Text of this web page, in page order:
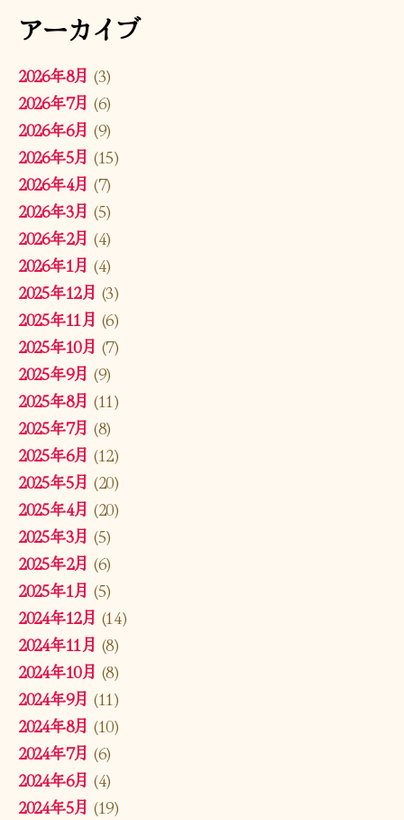
アーカイブ
2026年8月 (3)
2026年7月 (6)
2026年6月 (9)
2026年5月 (15)
2026年4月 (7)
2026年3月 (5)
2026年2月 (4)
2026年1月 (4)
2025年12月 (3)
2025年11月 (6)
2025年10月 (7)
2025年9月 (9)
2025年8月 (11)
2025年7月 (8)
2025年6月 (12)
2025年5月 (20)
2025年4月 (20)
2025年3月 (5)
2025年2月 (6)
2025年1月 (5)
2024年12月 (14)
2024年11月 (8)
2024年10月 (8)
2024年9月 (11)
2024年8月 (10)
2024年7月 (6)
2024年6月 (4)
2024年5月 (19)